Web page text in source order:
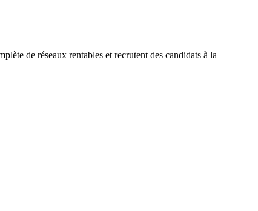
de réseaux rentables et recrutent des candidats à la